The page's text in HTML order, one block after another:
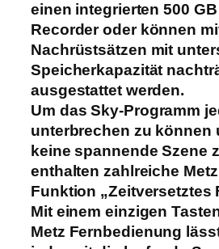
einen integrierten 500
Recorder oder können
Nachrüstsätzen mit
Speicherkapazität
ausgestattet werden.
Um das Sky-Programm
unterbrechen zu können
keine spannende Szene
enthalten zahlreiche
Funktion „Zeitversetztes
Mit einem einzigen
Metz Fernbedienung